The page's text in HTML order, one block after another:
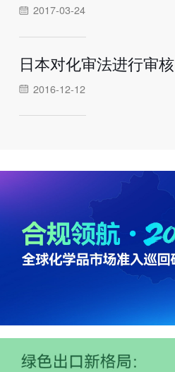
2017-03-24
日本对化审法进行审核
2016-12-12